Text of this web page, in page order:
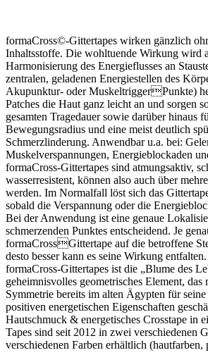
formaCross©-Gittertapes wirken gänzlich
Inhaltsstoffe. Die wohltuende Wirkung wird
Harmonisierung des Energieflusses an
zentralen, geladenen Energiestellen des
Akupunktur- oder MuskeltriggerPunkte)
Patches die Haut ganz leicht an und sorgen
gesamten Tragedauer sowie darüber hinaus
Bewegungsradius und eine meist deutlich
Schmerzlinderung. Anwendbar u.a. bei:
Muskelverspannungen, Energieblockaden
formaCross-Gittertapes sind atmungsaktiv,
wasserresistent, können also auch über
werden. Im Normalfall löst sich das
sobald die Verspannung oder die
Bei der Anwendung ist eine genaue
schmerzenden Punktes entscheidend. Je
formaCrossGittertape auf die betroffene
desto besser kann es seine Wirkung
formaCross-Gittertapes ist die „Blume des
geheimnisvolles geometrisches Element, das
Symmetrie bereits im alten Ägypten für
positiven energetischen Eigenschaften
Hautschmuck & energetisches Crosstape in
Tapes sind seit 2012 in zwei verschiedenen
verschiedenen Farben erhältlich